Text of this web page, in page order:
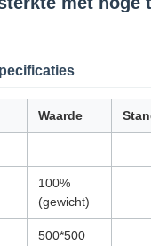
Waarde
100%
(gewicht)
500*500